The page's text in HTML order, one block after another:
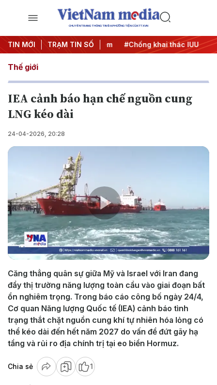
CHUYÊN TRANG THÔNG TIN ĐA PHƯƠNG TIỆN CỦA TTXVN
TIN MỚI TRẠM TIN SỐ
#Chiến dịch 500 ngày đêm #Chống khai thác IUU
Thế giới
IEA cảnh báo hạn chế nguồn cung
LNG kéo dài
24-04-2026, 20:28
Play
Video
Căng thẳng quân sự giữa Mỹ và Israel với Iran đang
đẩy thị trường năng lượng toàn cầu vào giai đoạn bất
ổn nghiêm trọng. Trong báo cáo công bố ngày 24/4,
Cơ quan Năng lượng Quốc tế (IEA) cảnh báo tình
trạng thắt chặt nguồn cung khí tự nhiên hóa lỏng có
thể kéo dài đến hết năm 2027 do vấn đề đứt gãy hạ
tầng và rủi ro địa chính trị tại eo biển Hormuz.
Chia sẻ 1